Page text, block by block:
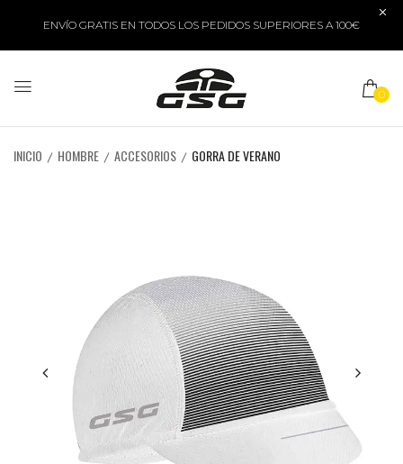
ENVÍO GRATIS EN TODOS LOS PEDIDOS SUPERIORES A 100€
0
INICIO HOMBRE ACCESORIOS GORRA DE VERANO